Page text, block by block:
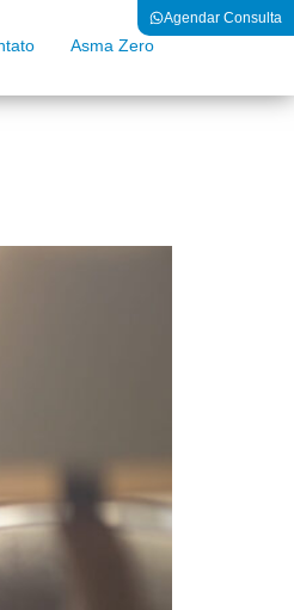
Asma Zero
Agendar Consulta